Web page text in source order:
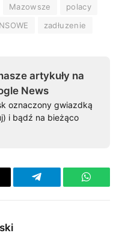
Mazowsze
polacy
zadłuzenie
artykuły na
News
oznaczony gwiazdką
i bądź na bieżąco
Telegram